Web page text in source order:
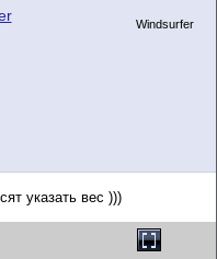
Windsurfer
указать вес )))